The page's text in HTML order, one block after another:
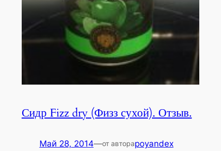
Сидр Fizz dry (Физз сухой). Отзыв.
Май 28, 2014—от автораpoyandex